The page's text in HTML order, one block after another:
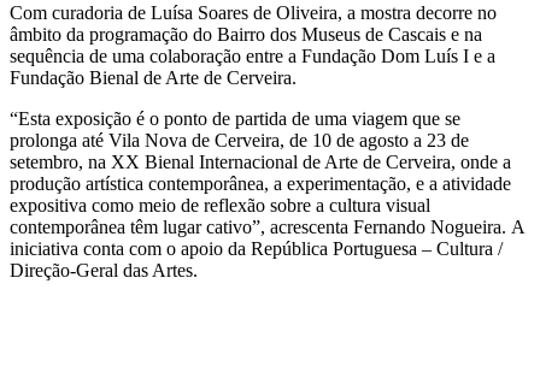
Com curadoria de Luísa Soares de Oliveira, a mostra decorre no
âmbito da programação do Bairro dos Museus de Cascais e na
sequência de uma colaboração entre a Fundação Dom Luís I e a
Fundação Bienal de Arte de Cerveira.
“Esta exposição é o ponto de partida de uma viagem que se
prolonga até Vila Nova de Cerveira, de 10 de agosto a 23 de
setembro, na XX Bienal Internacional de Arte de Cerveira, onde a
produção artística contemporânea, a experimentação, e a atividade
expositiva como meio de reflexão sobre a cultura visual
contemporânea têm lugar cativo”, acrescenta Fernando Nogueira. A
iniciativa conta com o apoio da República Portuguesa – Cultura /
Direção-Geral das Artes.